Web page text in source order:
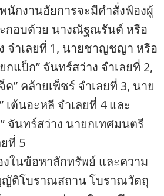
นักงานอัยการจะมีคำสั่งฟ้องผู้
กอบด้วย นางณัฐณรันต์ หรือ
จำเลยที่ 1, นายชาญชญา หรือ
กแป็ก” จันทร์สว่าง จำเลยที่ 2,
” คล้ายเพ็ชร์ จำเลยที่ 3, นาย
เต้นอะหลี จำเลยที่ 4 และ
จันทร์สว่าง นายกเทศมนตรี
ที่ 5
ในข้อหาลักทรัพย์ และความ
ติโบราณสถาน โบราณวัตถุ